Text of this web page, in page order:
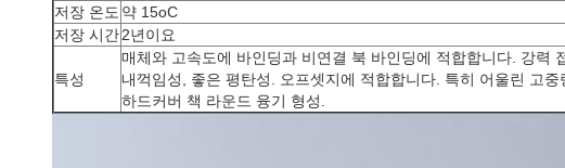
저장 온도 약 15oC
저장 시간2년이요
특성
매체와 고속도에 바인딩과 비연결 북 바인딩에 적합합니다. 강력
내꺽임성, 좋은 평탄성. 오프셋지에 적합합니다. 특히 어울린 고
하드커버 책 라운드 융기 형성.